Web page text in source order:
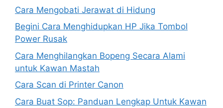
Cara Mengobati Jerawat di Hidung
Begini Cara Menghidupkan HP Jika Tombol
Power Rusak
Cara Menghilangkan Bopeng Secara Alami
untuk Kawan Mastah
Cara Scan di Printer Canon
Cara Buat Sop: Panduan Lengkap Untuk Kawan